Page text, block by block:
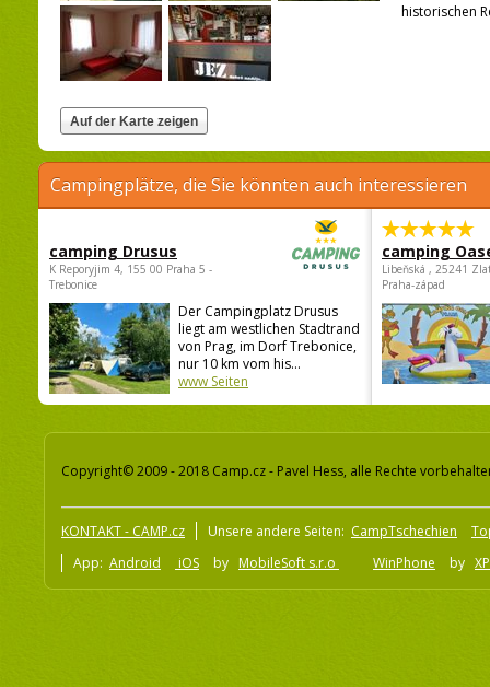
historischen
Campingplätze, die Sie könnten auch interessieren
camping Drusus
K Reporyjim 4, 155 00 Praha 5 -
Trebonice
Der Campingplatz Drusus
liegt am westlichen Stadtrand
von Prag, im Dorf Trebonice,
nur 10 km vom his...
www Seiten
camping
Libeňská , 25241
Praha-západ
Copyright© 2009 - 2018 Camp.cz - Pavel Hess, alle Rechte
KONTAKT - CAMP.cz Unsere andere Seiten: CampTschechien
App: Android iOS by MobileSoft s.r.o WinPhone by